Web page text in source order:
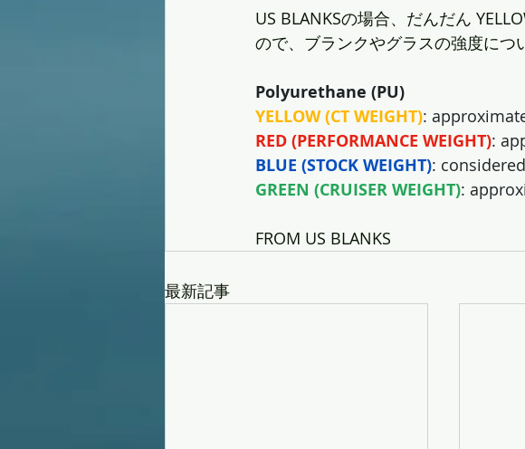
US BLANKSの場合、だんだん
ので、ブランクやグラスの強度につ
Polyurethane (PU)
YELLOW (CT WEIGHT):
RED (PERFORMANCE WEIGHT):
BLUE (STOCK WEIGHT):
GREEN (CRUISER WEIGHT):
FROM US BLANKS
最新記事